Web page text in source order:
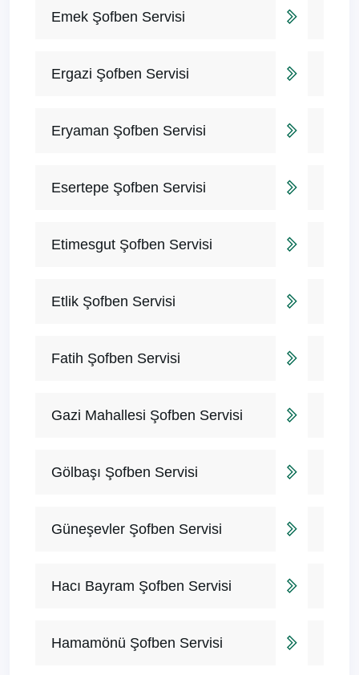
Emek Şofben Servisi
Ergazi Şofben Servisi
Eryaman Şofben Servisi
Esertepe Şofben Servisi
Etimesgut Şofben Servisi
Etlik Şofben Servisi
Fatih Şofben Servisi
Gazi Mahallesi Şofben Servisi
Gölbaşı Şofben Servisi
Güneşevler Şofben Servisi
Hacı Bayram Şofben Servisi
Hamamönü Şofben Servisi